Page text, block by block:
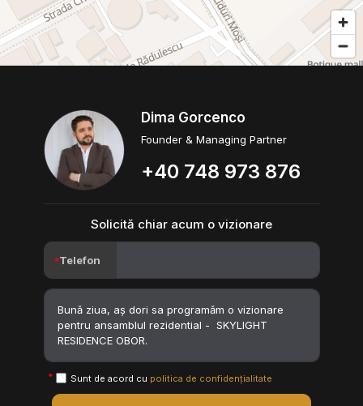
Dima Gorcenco
Founder & Managing Partner
+40 748 973 876
Solicită chiar acum o vizionare
Telefon
Sunt de acord cu politica de confidențialitate